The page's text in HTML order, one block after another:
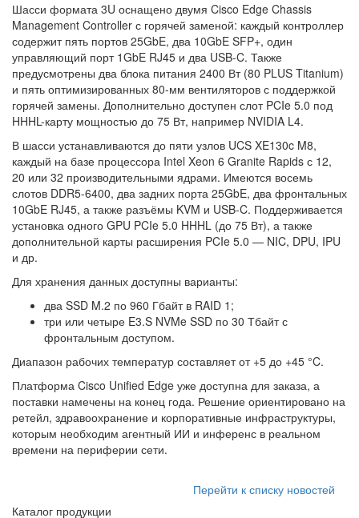
Шасси формата 3U оснащено двумя Cisco Edge Chassis
Management Controller с горячей заменой: каждый контроллер
содержит пять портов 25GbE, два 10GbE SFP+, один
управляющий порт 1GbE RJ45 и два USB-C. Также
предусмотрены два блока питания 2400 Вт (80 PLUS Titanium)
и пять оптимизированных 80-мм вентиляторов с поддержкой
горячей замены. Дополнительно доступен слот PCIe 5.0 под
HHHL-карту мощностью до 75 Вт, например NVIDIA L4.
В шасси устанавливаются до пяти узлов UCS XE130c M8,
каждый на базе процессора Intel Xeon 6 Granite Rapids с 12,
20 или 32 производительными ядрами. Имеются восемь
слотов DDR5-6400, два задних порта 25GbE, два фронтальных
10GbE RJ45, а также разъёмы KVM и USB-C. Поддерживается
установка одного GPU PCIe 5.0 HHHL (до 75 Вт), а также
дополнительной карты расширения PCIe 5.0 — NIC, DPU, IPU
и др.
Для хранения данных доступны варианты:
два SSD M.2 по 960 Гбайт в RAID 1;
три или четыре E3.S NVMe SSD по 30 Тбайт с
фронтальным доступом.
Диапазон рабочих температур составляет от +5 до +45 °C.
Платформа Cisco Unified Edge уже доступна для заказа, а
поставки намечены на конец года. Решение ориентировано на
ретейл, здравоохранение и корпоративные инфраструктуры,
которым необходим агентный ИИ и инференс в реальном
времени на периферии сети.
Перейти к списку новостей
Каталог продукции